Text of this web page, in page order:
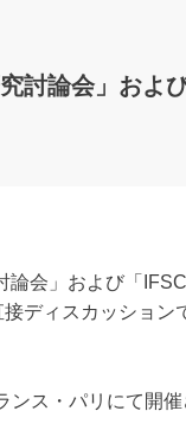
討論会」およ
論会」および「
ディスカッショ
ンス・パリにて開